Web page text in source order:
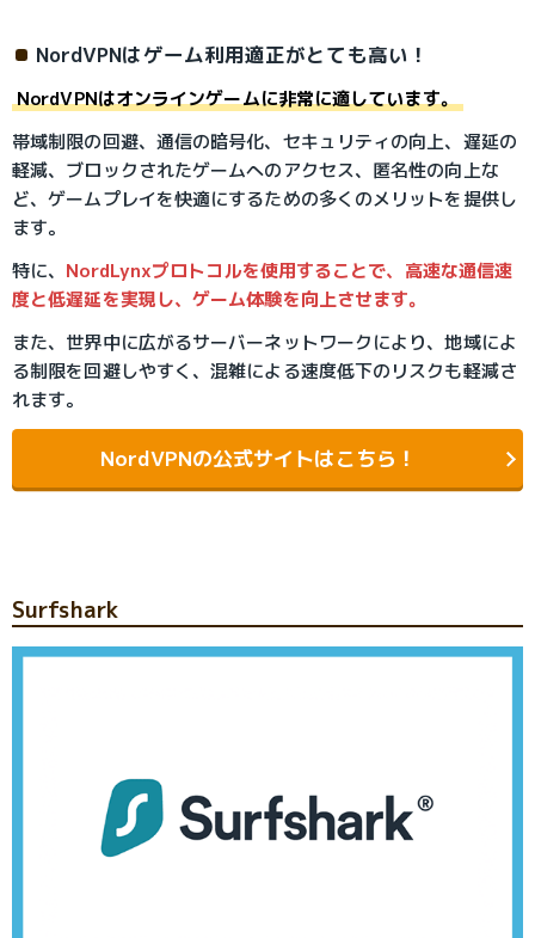
NordVPNはゲーム利用適正がとても高い！
NordVPNはオンラインゲームに非常に適しています。
帯域制限の回避、通信の暗号化、セキュリティの向上、遅延の
軽減、ブロックされたゲームへのアクセス、匿名性の向上な
ど、ゲームプレイを快適にするための多くのメリットを提供し
ます。
特に、 NordLynxプロトコルを使用することで、高速な通信速
度と低遅延を実現し、ゲーム体験を向上させます。
また、世界中に広がるサーバーネットワークにより、地域によ
る制限を回避しやすく、混雑による速度低下のリスクも軽減さ
れます。
NordVPNの公式サイトはこちら！
Surfshark